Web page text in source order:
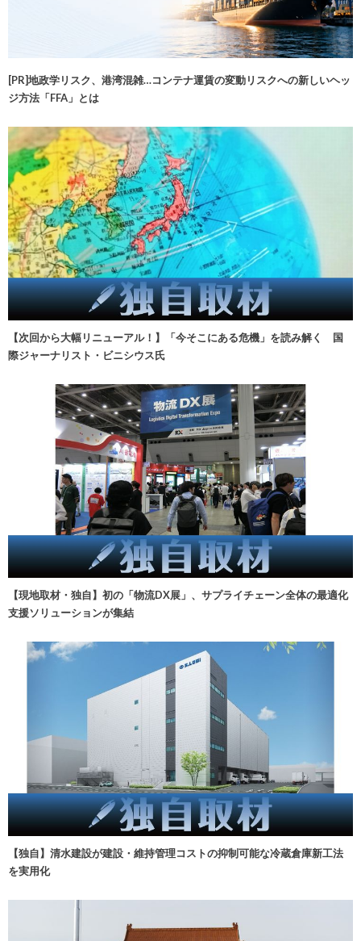
[PR]地政学リスク、港湾混雑…コンテナ運賃の変動リスクへの新しいヘッ
ジ方法「FFA」とは
【次回から大幅リニューアル！】「今そこにある危機」を読み解く 国
際ジャーナリスト・ビニシウス氏
【現地取材・独自】初の「物流DX展」、サプライチェーン全体の最適化
支援ソリューションが集結
【独自】清水建設が建設・維持管理コストの抑制可能な冷蔵倉庫新工法
を実用化